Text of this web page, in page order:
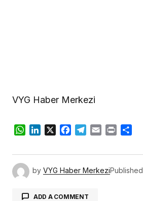
VYG Haber Merkezi
WhatsApp
LinkedIn
X Facebook
Telegram
Email Print
by VYG Haber MerkeziPublished
ADD A COMMENT